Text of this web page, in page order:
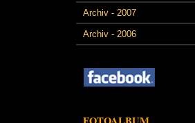
Archiv - 2007
Archiv - 2006